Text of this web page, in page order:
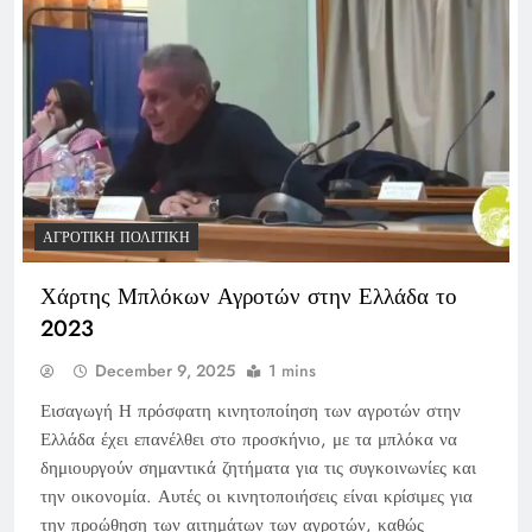
ΑΓΡΟΤΙΚΉ ΠΟΛΙΤΙΚΉ
Χάρτης Μπλόκων Αγροτών στην Ελλάδα το
2023
December 9, 2025 1 mins
Εισαγωγή Η πρόσφατη κινητοποίηση των αγροτών στην
Ελλάδα έχει επανέλθει στο προσκήνιο, με τα μπλόκα να
δημιουργούν σημαντικά ζητήματα για τις συγκοινωνίες και
την οικονομία. Αυτές οι κινητοποιήσεις είναι κρίσιμες για
την προώθηση των αιτημάτων των αγροτών, καθώς